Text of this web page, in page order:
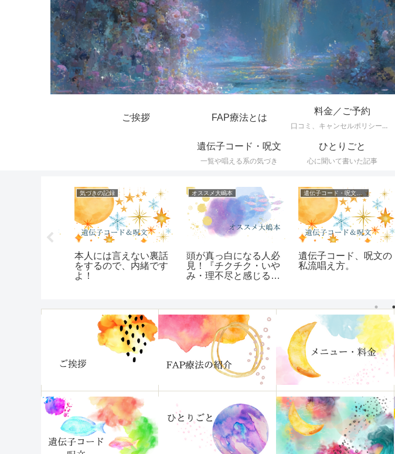
ご挨拶 FAP療法とは
料金／ご予約
口コミ、キャンセルポリシーなど
遺伝子コード・呪文
一覧や唱える系の気づき
ひとりごと
心に聞いて書いた記事
気づきの記録
本人には言えない裏話
をするので、内緒です
よ！
オススメ大嶋本
頭が真っ白になる人必
見！『チクチク・いや
み・理不尽と感じる
遺伝子コード・呪文一覧
遺伝子コード、呪文の
私流唱え方。